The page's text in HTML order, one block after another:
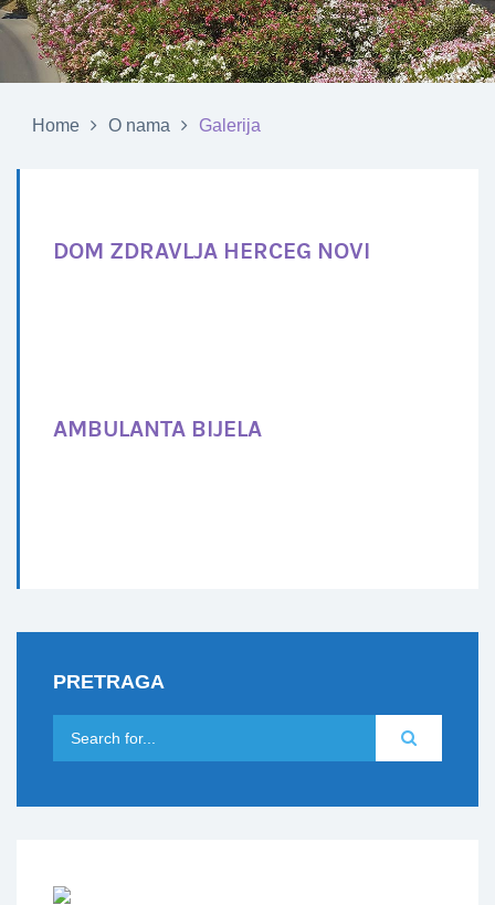
Home O nama Galerija
DOM ZDRAVLJA HERCEG NOVI
AMBULANTA BIJELA
PRETRAGA